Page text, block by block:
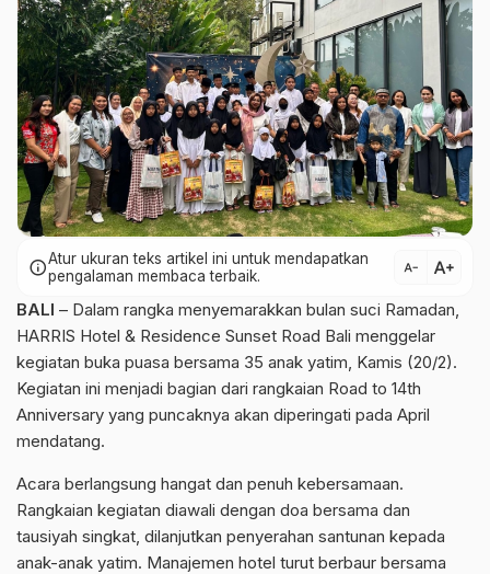
infoAtur ukuran teks artikel ini untuk mendapatkan
pengalaman membaca terbaik.
text_decrease text_increase
BALI – Dalam rangka menyemarakkan bulan suci Ramadan,
HARRIS Hotel & Residence Sunset Road Bali menggelar
kegiatan buka puasa bersama 35 anak yatim, Kamis (20/2).
Kegiatan ini menjadi bagian dari rangkaian Road to 14th
Anniversary yang puncaknya akan diperingati pada April
mendatang.
Acara berlangsung hangat dan penuh kebersamaan.
Rangkaian kegiatan diawali dengan doa bersama dan
tausiyah singkat, dilanjutkan penyerahan santunan kepada
anak-anak yatim. Manajemen hotel turut berbaur bersama